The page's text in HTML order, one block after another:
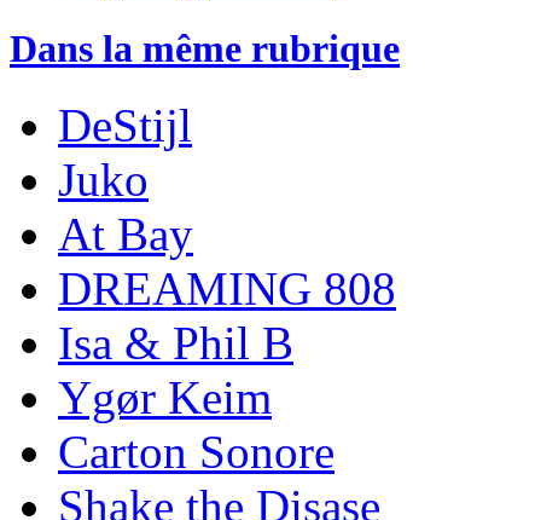
Dans la même rubrique
DeStijl
Juko
At Bay
DREAMING 808
Isa & Phil B
Ygør Keim
Carton Sonore
Shake the Disase